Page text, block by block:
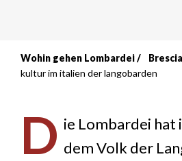
Breadcrumb
Wohin gehen Lombardei Brescia
kultur im italien der langobarden
D ie Lombardei hat
dem Volk der